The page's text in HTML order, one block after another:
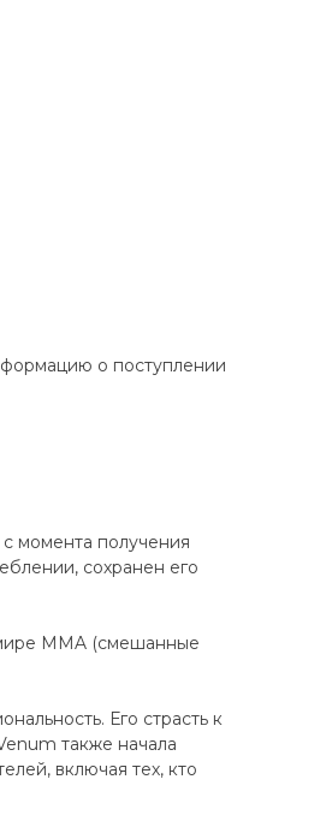
о поступлении
момента получения
сохранен его
MMA (смешанные
Его страсть к
также начала
включая тех, кто